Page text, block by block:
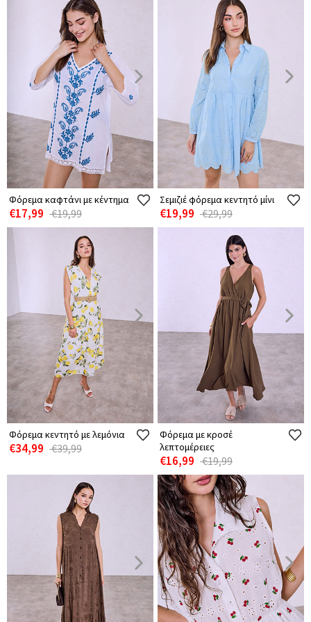
Φόρεμα καφτάνι με κέντημα
€17,99 €19,99
Σεμιζιέ φόρεμα κεντητό μίνι
€19,99 €29,99
Φόρεμα κεντητό με λεμόνια
€34,99 €39,99
Φόρεμα με κροσέ
λεπτομέρειες
€16,99 €19,99